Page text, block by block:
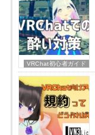
VRChat初心者ガイド